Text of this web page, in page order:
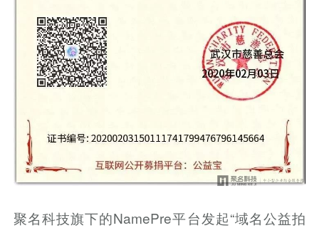
聚名科技旗下的NamePre平台发起“域名公益拍